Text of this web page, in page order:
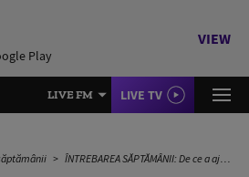
Play
VIEW
LIVE FM LIVE TV
ÎNTREBAREA SĂPTĂMÂNII: De ce a ajuns justiția să suspende convocarea Congresului PNL?